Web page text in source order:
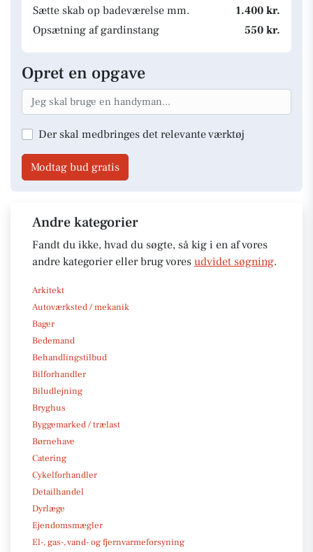
Sætte skab op badeværelse mm.
1.400 kr.
Opsætning af gardinstang
550 kr.
Opret en opgave
Der skal medbringes det relevante værktøj
Modtag bud gratis
Andre kategorier
Fandt du ikke, hvad du søgte, så kig i en af vores
andre kategorier eller brug vores udvidet søgning.
Arkitekt
Autoværksted / mekanik
Bager
Bedemand
Behandlingstilbud
Bilforhandler
Biludlejning
Bryghus
Byggemarked / trælast
Børnehave
Catering
Cykelforhandler
Detailhandel
Dyrlæge
Ejendomsmægler
El-, gas-, vand- og fjernvarmeforsyning